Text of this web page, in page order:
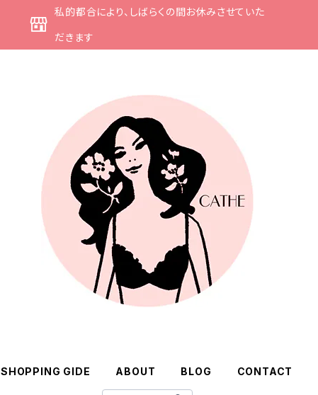
私的都合により、しばらくの間お休みさせていた
だきます
SHOPPING GIDE ABOUT BLOG CONTACT